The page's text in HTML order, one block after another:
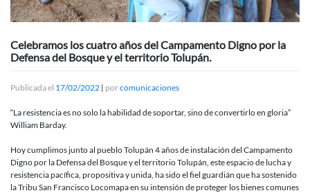
Celebramos los cuatro años del Campamento Digno por la
Defensa del Bosque y el territorio Tolupán.
Publicada el 17/02/2022 | porcomunicaciones
“La resistencia es no solo la habilidad de soportar, sino de convertirlo en gloria”
William Barday.
Hoy cumplimos junto al pueblo Tolupán 4 años de instalación del Campamento
Digno por la Defensa del Bosque y el territorio Tolupán, este espacio de lucha y
resistencia pacífica, propositiva y unida, ha sido el fiel guardián que ha sostenido
la Tribu San Francisco Locomapa en su intensión de proteger los bienes comunes